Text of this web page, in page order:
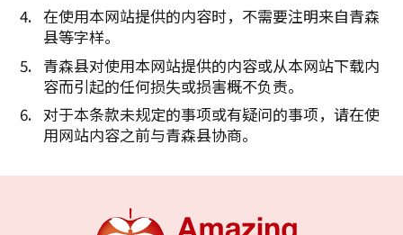
在使用本网站提供的内容时，不需要注明来自青森
县等字样。
青森县对使用本网站提供的内容或从本网站下载内
容而引起的任何损失或损害概不负责。
对于本条款未规定的事项或有疑问的事项，请在使
用网站内容之前与青森县协商。